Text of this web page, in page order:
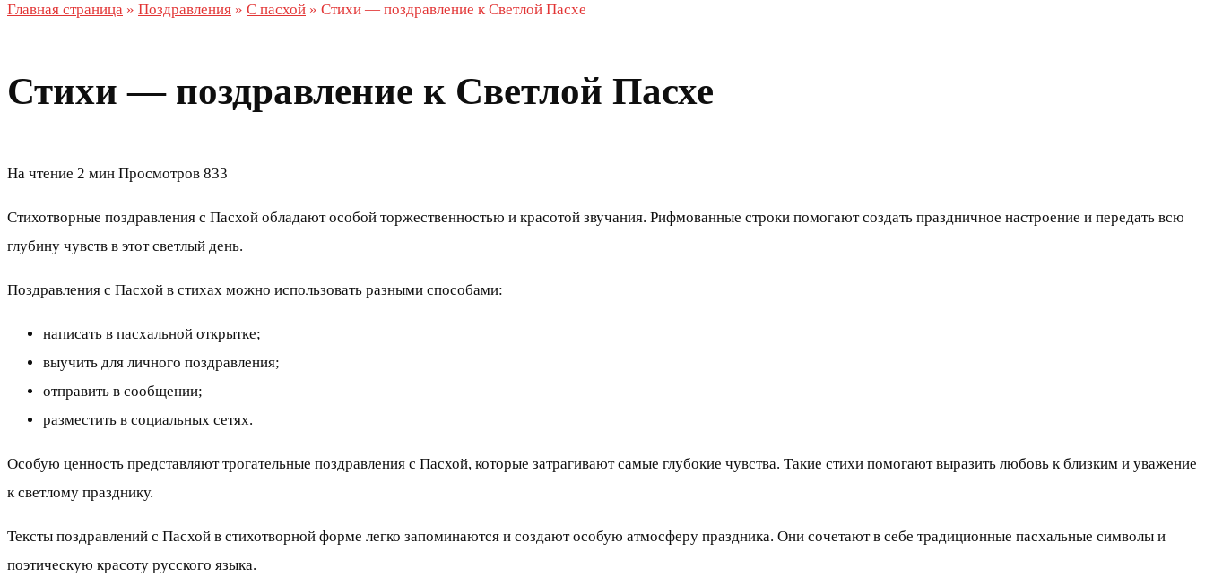
Главная страница » Поздравления » С пасхой » Стихи — поздравление к Светлой Пасхе
Стихи — поздравление к Светлой Пасхе
На чтение 2 мин Просмотров 833
Стихотворные поздравления с Пасхой обладают особой торжественностью и красотой звучания. Рифмованные строки помогают создать праздничное настроение и передать всю
глубину чувств в этот светлый день.
Поздравления с Пасхой в стихах можно использовать разными способами:
написать в пасхальной открытке;
выучить для личного поздравления;
отправить в сообщении;
разместить в социальных сетях.
Особую ценность представляют трогательные поздравления с Пасхой, которые затрагивают самые глубокие чувства. Такие стихи помогают выразить любовь к близким и уважение
к светлому празднику.
Тексты поздравлений с Пасхой в стихотворной форме легко запоминаются и создают особую атмосферу праздника. Они сочетают в себе традиционные пасхальные символы и
поэтическую красоту русского языка.